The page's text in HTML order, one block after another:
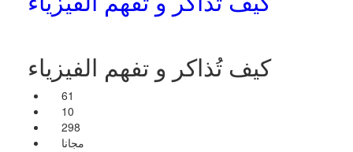
كيف تُذاكر و تفهم الفيزياء
61
10
298
مجانا